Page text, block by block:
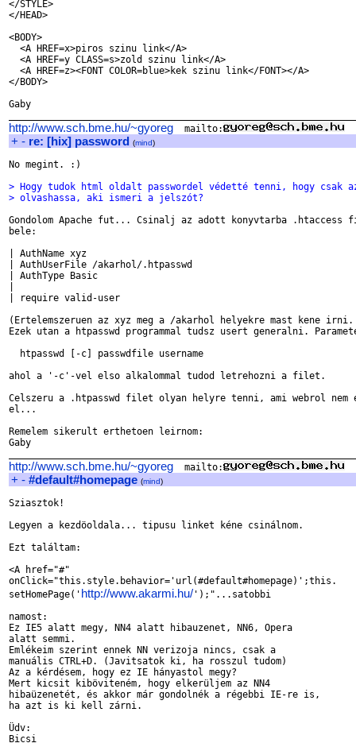
</STYLE>
</HEAD>
<BODY>
  <A HREF=x>piros szinu link</A>
  <A HREF=y CLASS=s>zold szinu link</A>
  <A HREF=z><FONT COLOR=blue>kek szinu link</FONT></A>
</BODY>
Gaby
http://www.sch.bme.hu/~gyoreg
  mailto:
+ - re: [hix] password (mind)
No megint. :)
> Hogy tudok html oldalt passwordel védetté tenni, hogy csak
> olvashassa, aki ismeri a jelszót?
Gondolom Apache fut... Csinalj az adott konyvtarba
bele:
| AuthName xyz
| AuthUserFile /akarhol/.htpasswd
| AuthType Basic
| require valid-user
(Ertelemszeruen az xyz meg a /akarhol helyekre mast kene
Ezek utan a htpasswd programmal tudsz usert generalni.
  htpasswd [-c] passwdfile username
ahol a '-c'-vel elso alkalommal tudod letrehozni a filet.
Celszeru a .htpasswd filet olyan helyre tenni, ami webrol nem
el...
Remelem sikerult erthetoen leirnom:
Gaby
http://www.sch.bme.hu/~gyoreg
  mailto:
+ - #default#homepage (mind)
Sziasztok!
Legyen a kezdöoldala... tipusu linket kéne csinálnom.
Ezt találtam:
<A href="#"
onClick="this.style.behavior='url(#default#homepage)';this.
setHomePage(' http://www.akarmi.hu/ ');"...satobbi
namost:
Ez IE5 alatt megy, NN4 alatt hibauzenet, NN6, Opera
alatt semmi.
Emlékeim szerint ennek NN verizoja nincs, csak a
manuális CTRL+D. (Javitsatok ki, ha rosszul tudom)
Az a kérdésem, hogy ez IE hányastol megy?
Mert kicsit kiböviteném, hogy elkerüljem az NN4
hibaüzenetét, és akkor már gondolnék a régebbi IE-re is,
ha azt is ki kell zárni.
Üdv:
Bicsi